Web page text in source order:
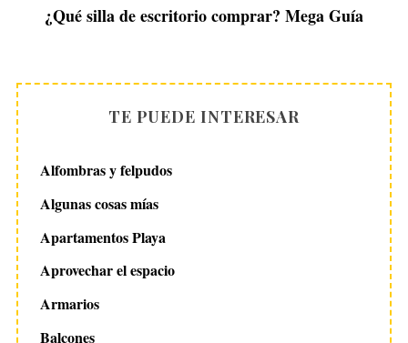
¿Qué silla de escritorio comprar? Mega Guía
TE PUEDE INTERESAR
Alfombras y felpudos
Algunas cosas mías
Apartamentos Playa
Aprovechar el espacio
Armarios
Balcones